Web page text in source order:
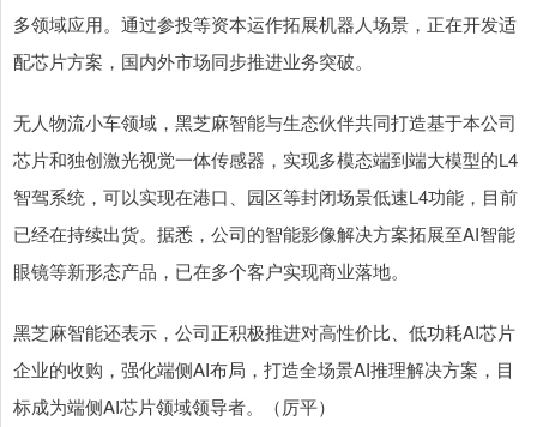
多领域应用。通过参投等资本运作拓展机器人场景，正在开发适
配芯片方案，国内外市场同步推进业务突破。
无人物流小车领域，黑芝麻智能与生态伙伴共同打造基于本公司
芯片和独创激光视觉一体传感器，实现多模态端到端大模型的L4
智驾系统，可以实现在港口、园区等封闭场景低速L4功能，目前
已经在持续出货。据悉，公司的智能影像解决方案拓展至AI智能
眼镜等新形态产品，已在多个客户实现商业落地。
黑芝麻智能还表示，公司正积极推进对高性价比、低功耗AI芯片
企业的收购，强化端侧AI布局，打造全场景AI推理解决方案，目
标成为端侧AI芯片领域领导者。（厉平）